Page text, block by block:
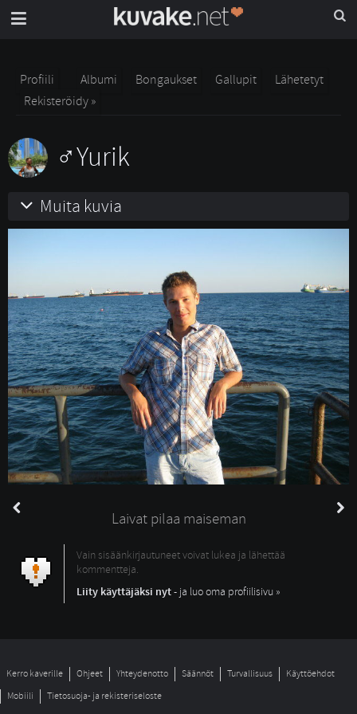
Profiili Albumi Bongaukset Gallupit
Lähetetyt
Rekisteröidy »
Yurik
Muita kuvia
Laivat pilaa maiseman
Vain sisäänkirjautuneet voivat lukea ja lähettää
kommentteja.
Liity käyttäjäksi nyt- ja luo oma profiilisivu »
Kerro kaverille Ohjeet Yhteydenotto Säännöt Turvallisuus
Käyttöehdot
Mobiili
Tietosuoja- ja rekisteriseloste